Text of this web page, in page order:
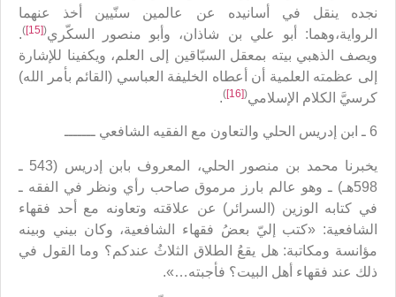
نجده ينقل في أسانيده عن عالمين سنّيين أخذ عنهما
الرواية،وهما: أبو علي بن شاذان، وأبو منصور السكّري(
[15]
)
.
ويصف الذهبي بيته بمعقل السبّاقين إلى العلم، ويكفينا للإشارة
إلى عظمته العلمية أن أعطاه الخليفة العباسي (القائم بأمر الله)
كرسيَّ الكلام الإسلامي(
[16]
)
.
6 ـ ابن إدريس الحلي والتعاون مع الفقيه الشافعي ـــــــ
يخبرنا محمد بن منصور الحلي، المعروف بابن إدريس (543 ـ
598هـ) ـ وهو عالم بارز مرموق صاحب رأي ونظر في الفقه ـ
في كتابه الوزين (السرائر) عن علاقته وتعاونه مع أحد فقهاء
الشافعية: «كتب إليّ بعضُ فقهاء الشافعية، وكان بيني وبينه
مؤانسة ومكاتبة: هل يقعُ الطلاق الثلاثُ عندكم؟ وما القول في
ذلك عند فقهاء أهل البيت؟ فأجبته…».